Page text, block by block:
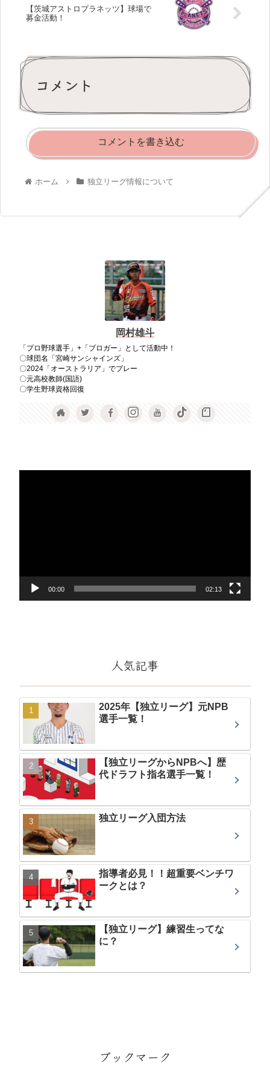
【茨城アストロプラネッツ】球場で
募金活動！
コメント
コメントを書き込む
ホーム 独立リーグ情報について
岡村雄斗
「プロ野球選手」+「ブロガー」として活動中！
〇球団名「宮崎サンシャインズ」
〇2024「オーストラリア」でプレー
〇元高校教師(国語)
〇学生野球資格回復
ー
00:00 02:13
人気記事
2025年【独立リーグ】元NPB
選手一覧！
【独立リーグからNPBへ】歴
代ドラフト指名選手一覧！
独立リーグ入団方法
指導者必見！！超重要ベンチワ
ークとは？
【独立リーグ】練習生ってな
に？
ブックマーク